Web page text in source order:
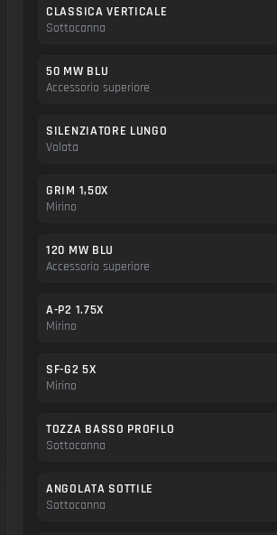
CLASSICA VERTICALE
Sottocanna
50 MW BLU
Accessorio superiore
SILENZIATORE LUNGO
Volata
GRIM 1,50X
Mirino
120 MW BLU
Accessorio superiore
A-P2 1.75X
Mirino
SF-G2 5X
Mirino
TOZZA BASSO PROFILO
Sottocanna
ANGOLATA SOTTILE
Sottocanna